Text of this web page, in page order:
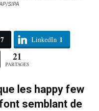
SIPA
7 LinkedIn 1
21
PARTAGES
les happy few
semblant de